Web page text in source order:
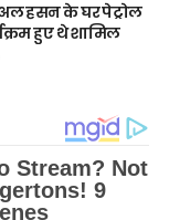
हसन के घर पेट्रोल
हुए थे शामिल